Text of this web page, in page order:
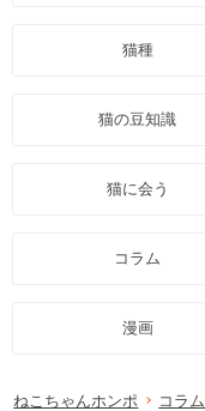
猫種
猫の豆知識
猫に会う
コラム
漫画
ねこちゃんホンポ コラム